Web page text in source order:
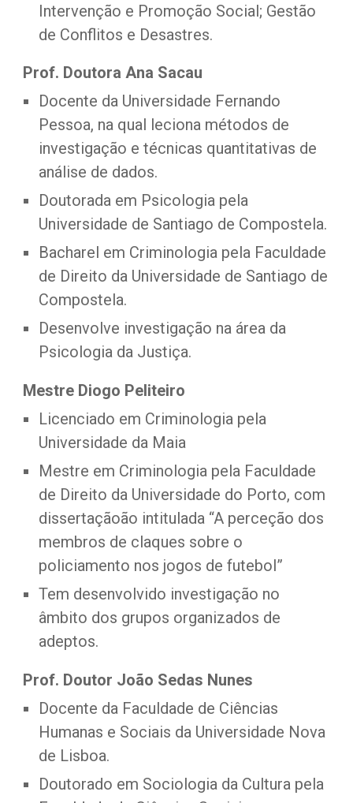
Intervenção e Promoção Social; Gestão
de Conflitos e Desastres.
Prof. Doutora Ana Sacau
Docente da Universidade Fernando
Pessoa, na qual leciona métodos de
investigação e técnicas quantitativas de
análise de dados.
Doutorada em Psicologia pela
Universidade de Santiago de Compostela.
Bacharel em Criminologia pela Faculdade
de Direito da Universidade de Santiago de
Compostela.
Desenvolve investigação na área da
Psicologia da Justiça.
Mestre Diogo Peliteiro
Licenciado em Criminologia pela
Universidade da Maia
Mestre em Criminologia pela Faculdade
de Direito da Universidade do Porto, com
dissertaçãoão intitulada “A perceção dos
membros de claques sobre o
policiamento nos jogos de futebol”
Tem desenvolvido investigação no
âmbito dos grupos organizados de
adeptos.
Prof. Doutor João Sedas Nunes
Docente da Faculdade de Ciências
Humanas e Sociais da Universidade Nova
de Lisboa.
Doutorado em Sociologia da Cultura pela